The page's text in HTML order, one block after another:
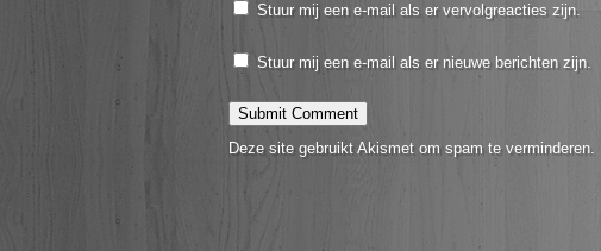
Stuur mij een e-mail als er vervolgreacties zijn.
Stuur mij een e-mail als er nieuwe berichten zijn.
Deze site gebruikt Akismet om spam te verminderen.